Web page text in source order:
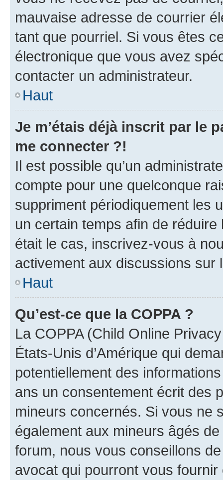
mauvaise adresse de courrier
tant que pourriel. Si vous êtes
électronique que vous avez
contacter un administrateur.
Haut
Je m’étais déjà inscrit par le
me connecter ?!
Il est possible qu’un
compte pour une quelconque
suppriment périodiquement les
un certain temps afin de
était le cas, inscrivez-vous à
activement aux discussions sur
Haut
Qu’est-ce que la COPPA ?
La COPPA (Child Online
États-Unis d’Amérique qui
potentiellement des
ans un consentement écrit des
mineurs concernés. Si vous ne
également aux mineurs âgés
forum, nous vous conseillons
avocat qui pourront vous